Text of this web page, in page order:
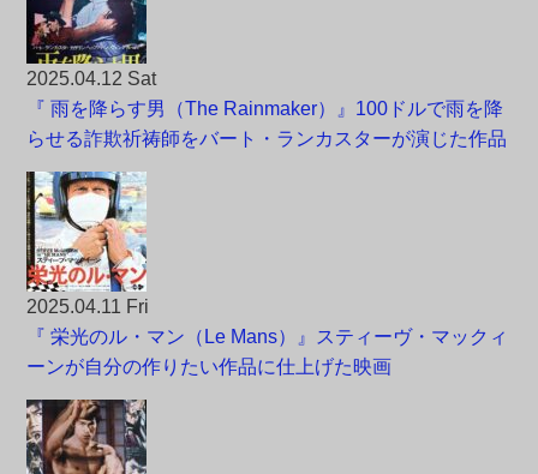
2025.04.12 Sat
『 雨を降らす男（The Rainmaker）』100ドルで雨を降
らせる詐欺祈祷師をバート・ランカスターが演じた作品
2025.04.11 Fri
『 栄光のル・マン（Le Mans）』スティーヴ・マックィ
ーンが自分の作りたい作品に仕上げた映画